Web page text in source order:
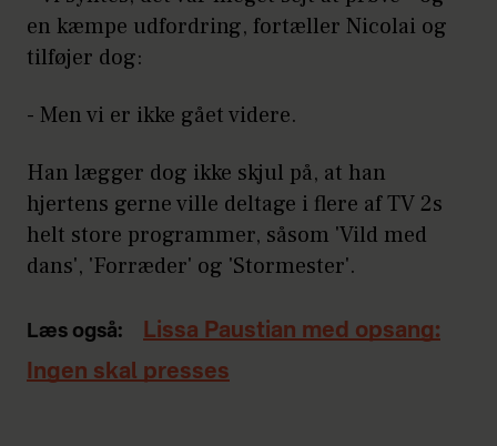
en kæmpe udfordring, fortæller Nicolai og
tilføjer dog:
- Men vi er ikke gået videre.
Han lægger dog ikke skjul på, at han
hjertens gerne ville deltage i flere af TV 2s
helt store programmer, såsom 'Vild med
dans', 'Forræder' og 'Stormester'.
Læs også:
Lissa Paustian med opsang:
Ingen skal presses